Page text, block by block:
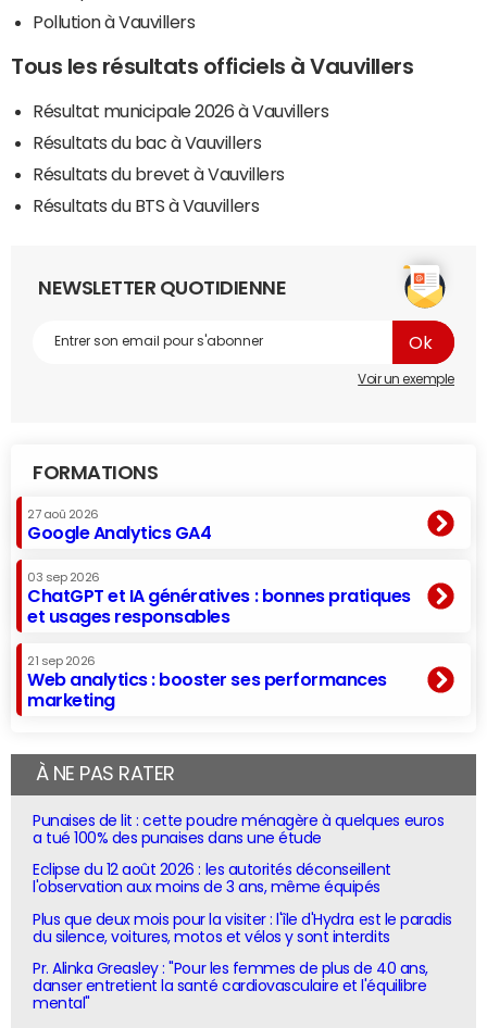
Pollution à Vauvillers
Tous les résultats officiels à Vauvillers
Résultat municipale 2026 à Vauvillers
Résultats du bac à Vauvillers
Résultats du brevet à Vauvillers
Résultats du BTS à Vauvillers
NEWSLETTER QUOTIDIENNE
Voir un exemple
FORMATIONS
27 aoû 2026
Google Analytics GA4
03 sep 2026
ChatGPT et IA génératives : bonnes pratiques
et usages responsables
21 sep 2026
Web analytics : booster ses performances
marketing
À NE PAS RATER
Punaises de lit : cette poudre ménagère à quelques euros
a tué 100% des punaises dans une étude
Eclipse du 12 août 2026 : les autorités déconseillent
l'observation aux moins de 3 ans, même équipés
Plus que deux mois pour la visiter : l'île d'Hydra est le paradis
du silence, voitures, motos et vélos y sont interdits
Pr. Alinka Greasley : "Pour les femmes de plus de 40 ans,
danser entretient la santé cardiovasculaire et l'équilibre
mental"